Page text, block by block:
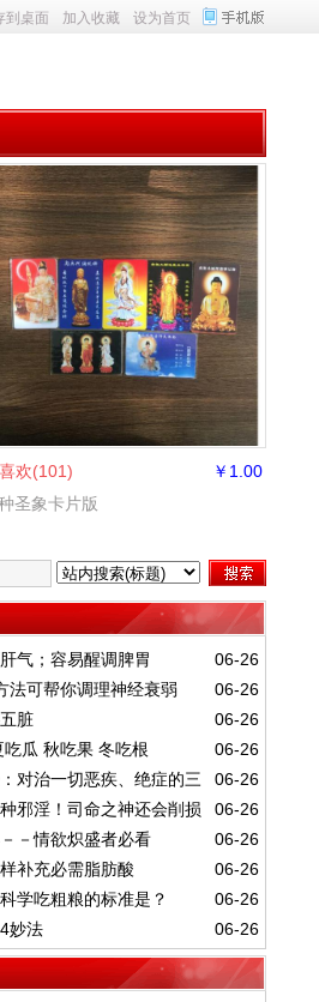
到桌面 加入收藏 设为首页
￥ 1.00
喜欢(101)
圣象卡片版
06-26
气；容易醒调脾胃
06-26
法可帮你调理神经衰弱
06-26
脏
06-26
瓜 秋吃果 冬吃根
06-26
对治一切恶疾、绝症的三
06-26
邪淫！司命之神还会削损
06-26
－情欲炽盛者必看
06-26
补充必需脂肪酸
06-26
学吃粗粮的标准是？
06-26
妙法